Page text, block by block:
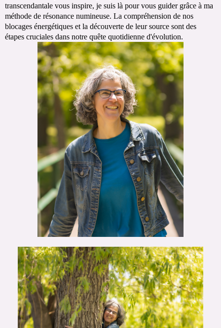
transcendantale vous inspire, je suis là pour vous guider grâce à ma
méthode de résonance numineuse. La compréhension de nos
blocages énergétiques et la découverte de leur source sont des
étapes cruciales dans notre quête quotidienne d'évolution.